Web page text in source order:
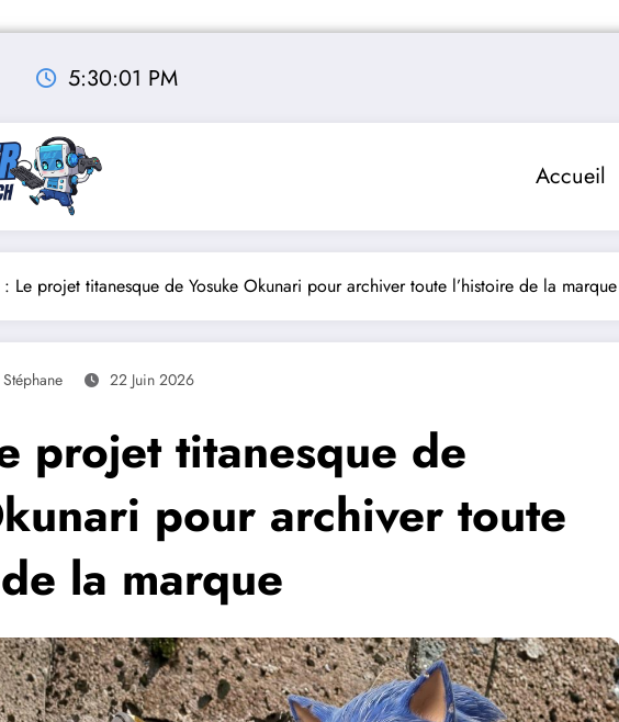
5:30:02 PM
Accueil
Le projet titanesque de Yosuke Okunari pour archiver toute l’histoire de la marque
Stéphane 22 Juin 2026
projet titanesque de
pour archiver toute
la marque